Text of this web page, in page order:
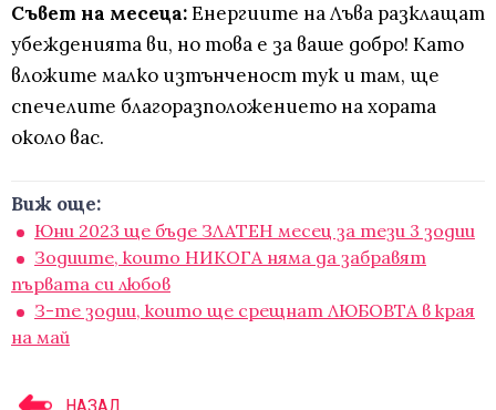
Съвет на месеца:Енергиите на Лъва разклащат
убежденията ви, но това е за ваше добро! Като
вложите малко изтънченост тук и там, ще
спечелите благоразположението на хората
около вас.
Виж още:
Юни 2023 ще бъде ЗЛАТЕН месец за тези 3 зодии
Зодиите, които НИКОГА няма да забравят
първата си любов
З-те зодии, които ще срещнат ЛЮБОВТА в края
на май